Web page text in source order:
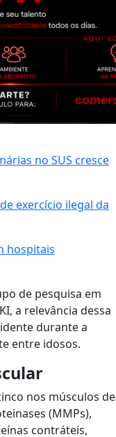
no SUS cresce
exercício ilegal da
hospitais
de pesquisa em
a relevância dessa
durante a
entre idosos.
nos músculos de
(MMPs),
contráteis,